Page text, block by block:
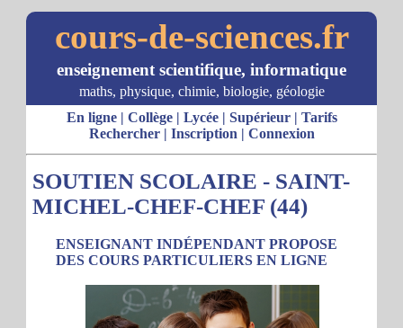
cours-de-sciences.fr
enseignement scientifique, informatique
maths, physique, chimie, biologie, géologie
En ligne| Collège| Lycée| Supérieur| Tarifs
Rechercher| Inscription | Connexion
SOUTIEN SCOLAIRE - SAINT-
MICHEL-CHEF-CHEF (44)
ENSEIGNANT INDÉPENDANT PROPOSE
DES COURS PARTICULIERS EN LIGNE